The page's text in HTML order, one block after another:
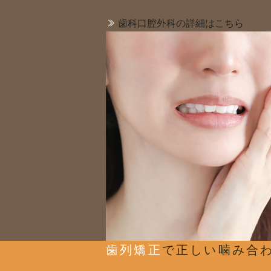
歯科口腔外科の詳細はこちら
歯列矯正 で正しい噛み合